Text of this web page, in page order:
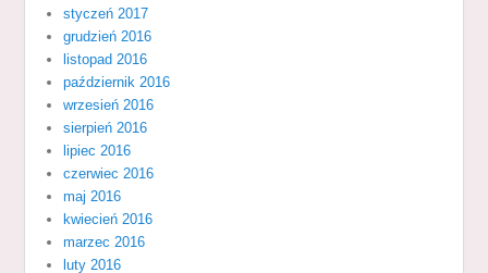
styczeń 2017
grudzień 2016
listopad 2016
październik 2016
wrzesień 2016
sierpień 2016
lipiec 2016
czerwiec 2016
maj 2016
kwiecień 2016
marzec 2016
luty 2016